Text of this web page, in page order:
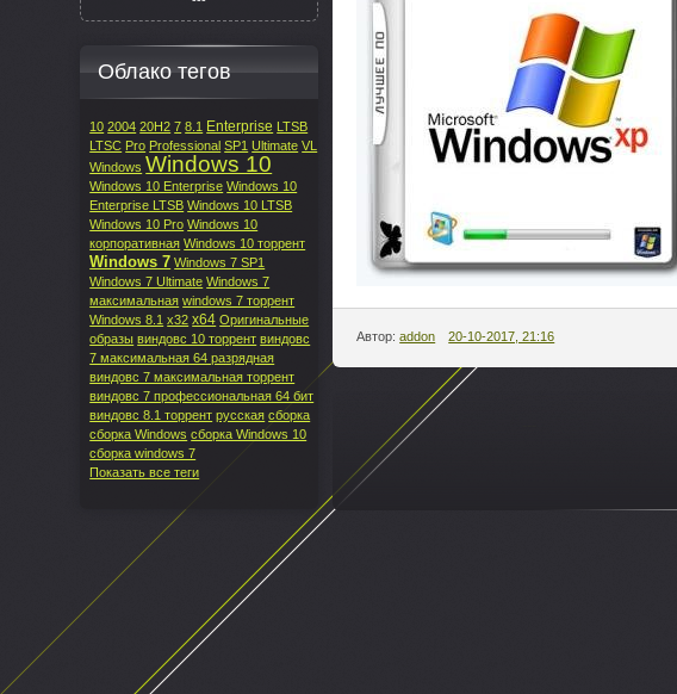
Автор:addon 20-10-2017, 21:16
Облако тегов
10 2004 20H2 7 8.1 Enterprise LTSB
LTSC Pro Professional SP1 Ultimate VL
Windows Windows 10
Windows 10 Enterprise Windows 10
Enterprise LTSB Windows 10 LTSB
Windows 10 Pro Windows 10
корпоративная Windows 10 торрент
Windows 7 Windows 7 SP1
Windows 7 Ultimate Windows 7
максимальная windows 7 торрент
Windows 8.1 x32 x64 Оригинальные
образы виндовс 10 торрент виндовс
7 максимальная 64 разрядная
виндовс 7 максимальная торрент
виндовс 7 профессиональная 64 бит
виндовс 8.1 торрент русская сборка
сборка Windows сборка Windows 10
сборка windows 7
Показать все теги